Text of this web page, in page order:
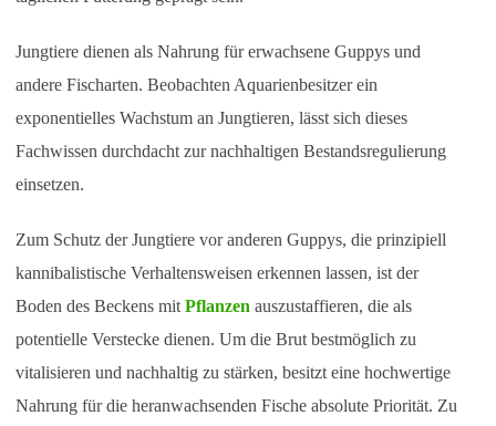
Jungtiere dienen als Nahrung für erwachsene Guppys und
andere Fischarten. Beobachten Aquarienbesitzer ein
exponentielles Wachstum an Jungtieren, lässt sich dieses
Fachwissen durchdacht zur nachhaltigen Bestandsregulierung
einsetzen.
Zum Schutz der Jungtiere vor anderen Guppys, die prinzipiell
kannibalistische Verhaltensweisen erkennen lassen, ist der
Boden des Beckens mit Pflanzen auszustaffieren, die als
potentielle Verstecke dienen. Um die Brut bestmöglich zu
vitalisieren und nachhaltig zu stärken, besitzt eine hochwertige
Nahrung für die heranwachsenden Fische absolute Priorität. Zu